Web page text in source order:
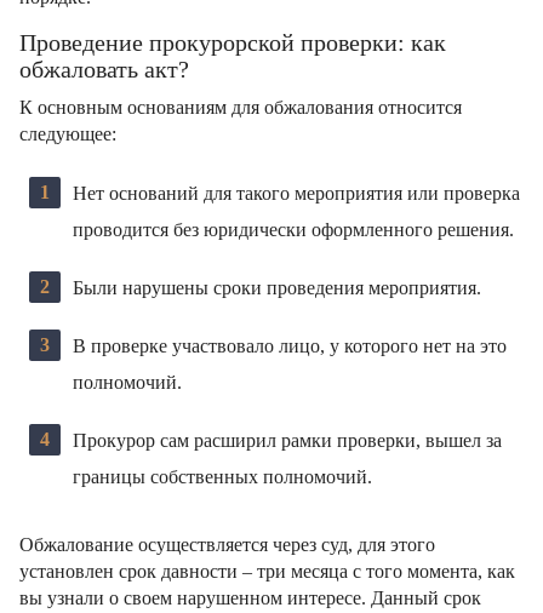
Проведение прокурорской проверки: как
обжаловать акт?
К основным основаниям для обжалования относится
следующее:
Нет оснований для такого мероприятия или проверка
проводится без юридически оформленного решения.
Были нарушены сроки проведения мероприятия.
В проверке участвовало лицо, у которого нет на это
полномочий.
Прокурор сам расширил рамки проверки, вышел за
границы собственных полномочий.
Обжалование осуществляется через суд, для этого
установлен срок давности – три месяца с того момента, как
вы узнали о своем нарушенном интересе. Данный срок